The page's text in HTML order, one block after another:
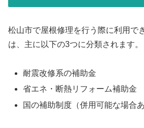
松山市で屋根修理を行う際に利用で
は、主に以下の3つに分類されます。
耐震改修系の補助金
省エネ・断熱リフォーム補助金
国の補助制度（併用可能な場合あ